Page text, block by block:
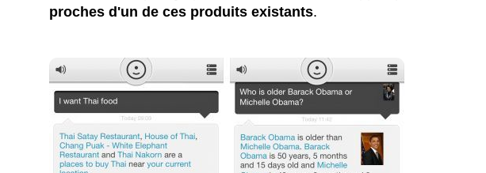
proches d'un de ces produits existants.